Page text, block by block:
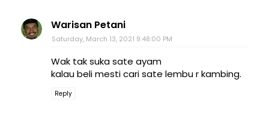
Warisan Petani
Saturday, March 13, 2021 9:48:00 PM
Wak tak suka sate ayam
kalau beli mesti cari sate lembu r kambing.
Reply